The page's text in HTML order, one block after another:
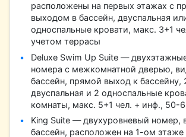
расположены на первых этажах с
выходом в бассейн, двуспальная
односпальные кровати, макс. 3+1
учетом террасы
Deluxe Swim Up Suite —
номера с межкомнатной дверью,
бассейн, прямой выход к бассейну,
двуспальная и 2 односпальные
комнаты, макс. 5+1 чел. + инф., 50-
King Suite — двухуровневый номер,
бассейн, расположен на 1-ом